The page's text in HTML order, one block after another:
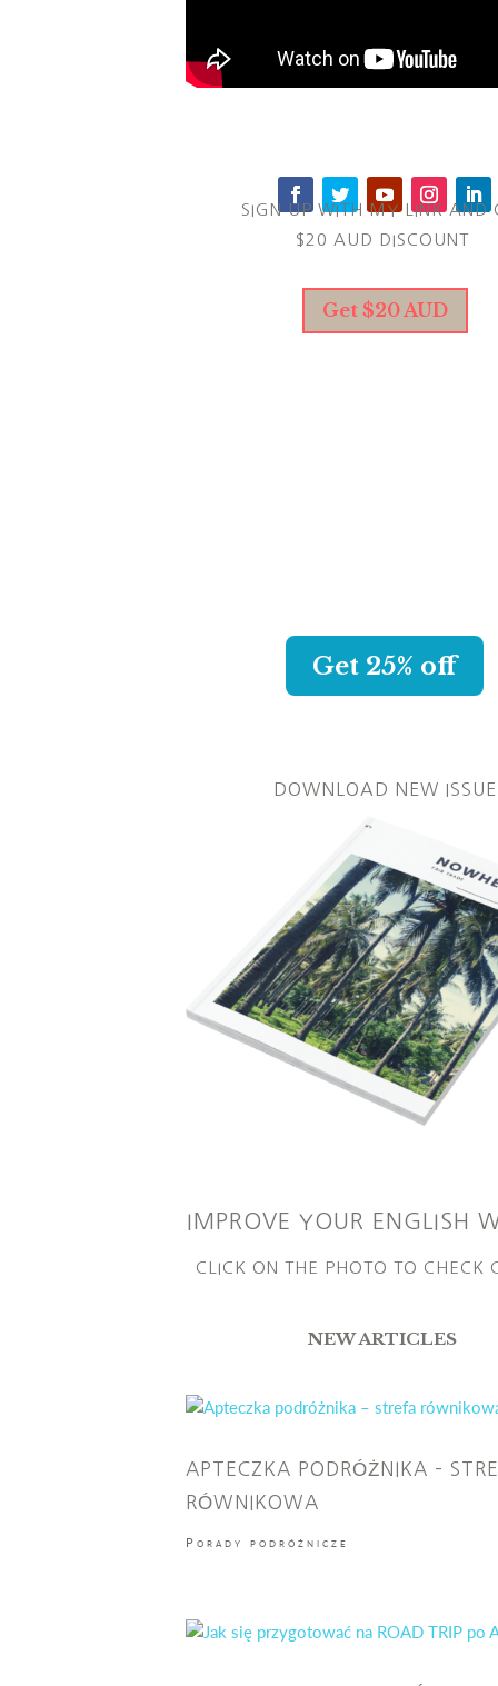
SIGN UP WITH MY LINK AND
$20 AUD DISCOUNT
Get $20 AUD
Get 25% off
DOWNLOAD NEW ISSUE
IMPROVE YOUR ENGLISH
CLICK ON THE PHOTO TO CHECK
NEW ARTICLES
APTECZKA PODRÓŻNIKA –
RÓWNIKOWA
Porady podróżnicze